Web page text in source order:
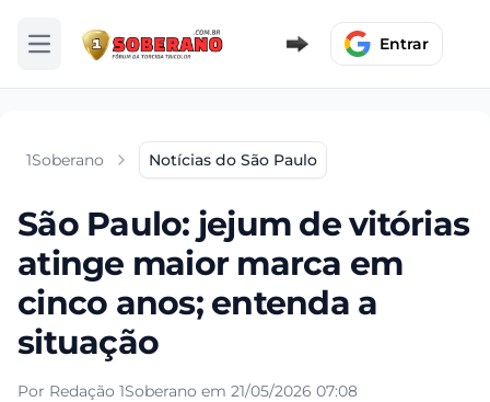
Abrir menu Entrar
1Soberano Notícias do São Paulo
São Paulo: jejum de vitórias
atinge maior marca em
cinco anos; entenda a
situação
Por Redação 1Soberano em 21/05/2026 07:08